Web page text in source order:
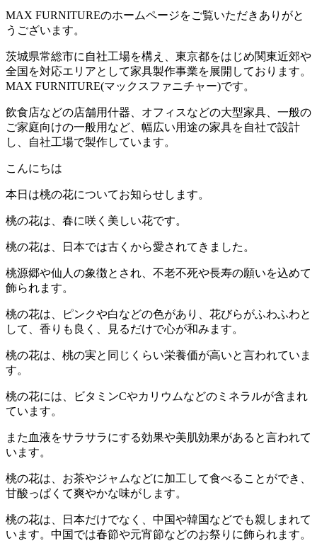
MAX FURNITUREのホームページをご覧いただきありがと
うございます。
茨城県常総市に自社工場を構え、東京都をはじめ関東近郊や
全国を対応エリアとして家具製作事業を展開しております。
MAX FURNITURE(マックスファニチャー)です。
飲食店などの店舗用什器、オフィスなどの大型家具、一般の
ご家庭向けの一般用など、幅広い用途の家具を自社で設計
し、自社工場で製作しています。
こんにちは
本日は桃の花についてお知らせします。
桃の花は、春に咲く美しい花です。
桃の花は、日本では古くから愛されてきました。
桃源郷や仙人の象徴とされ、不老不死や長寿の願いを込めて
飾られます。
桃の花は、ピンクや白などの色があり、花びらがふわふわと
して、香りも良く、見るだけで心が和みます。
桃の花は、桃の実と同じくらい栄養価が高いと言われていま
す。
桃の花には、ビタミンCやカリウムなどのミネラルが含まれ
ています。
また血液をサラサラにする効果や美肌効果があると言われて
います。
桃の花は、お茶やジャムなどに加工して食べることができ、
甘酸っぱくて爽やかな味がします。
桃の花は、日本だけでなく、中国や韓国などでも親しまれて
います。中国では春節や元宵節などのお祭りに飾られます。